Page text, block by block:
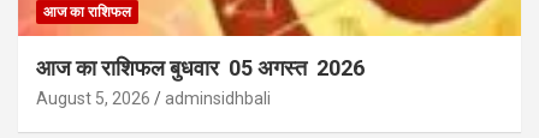
आज का राशिफल
आज का राशिफल बुधवार 05 अगस्त 2026
August 5, 2026 adminsidhbali